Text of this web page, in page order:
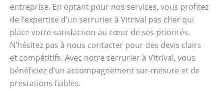
entreprise. En optant pour nos services, vous profitez
de l’expertise d’un serrurier à Vitrival pas cher qui
place votre satisfaction au cœur de ses priorités.
N’hésitez pas à nous contacter pour des devis clairs
et compétitifs. Avec notre serrurier à Vitrival, vous
bénéficiez d’un accompagnement sur-mesure et de
prestations fiables.